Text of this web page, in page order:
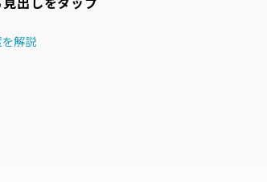
出しをタップ
解説